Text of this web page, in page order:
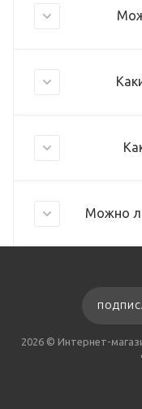
Можно
2026 © Интернет-